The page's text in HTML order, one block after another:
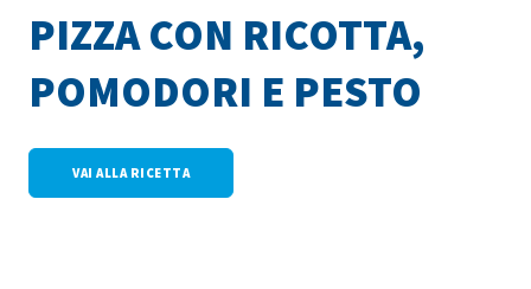
PIZZA CON RICOTTA,
POMODORI E PESTO
VAI ALLA RICETTA